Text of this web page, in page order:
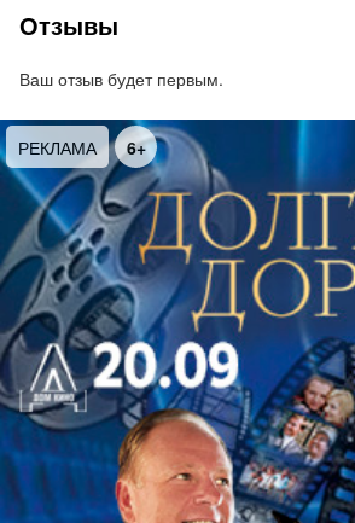
названия» хореографа
Четыре танцовщицы
самоорганизующейся системы:
возникает прямо в моменте, а
свободно перемещается между
«Без названия» – перформанс
композицией без устойчивого
Движение разворачивается
импульсов: простые элементы
фразы и снова распадаются на
вступая в игру друг с другом.
структуры важен момент
разрушением и сборкой, когда
становится событием.
Отзывы
Ваш отзыв будет первым.